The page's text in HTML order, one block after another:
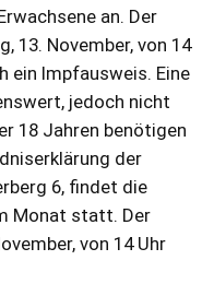
an. Der
13. November, von 14
ein Impfausweis. Eine
jedoch nicht
18 Jahren benötigen
der
6, findet die
Monat statt. Der
von 14 Uhr